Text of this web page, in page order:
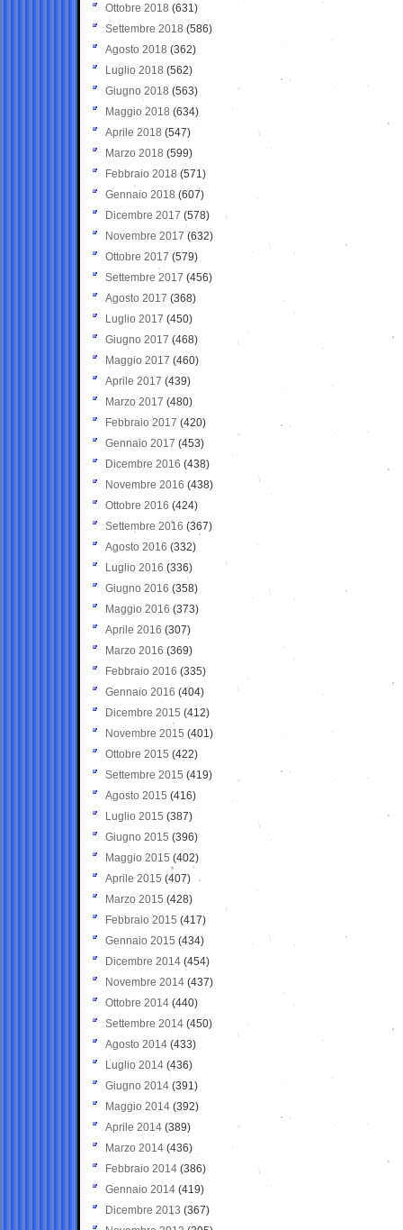
Ottobre 2018 (631)
Settembre 2018 (586)
Agosto 2018 (362)
Luglio 2018 (562)
Giugno 2018 (563)
Maggio 2018 (634)
Aprile 2018 (547)
Marzo 2018 (599)
Febbraio 2018 (571)
Gennaio 2018 (607)
Dicembre 2017 (578)
Novembre 2017 (632)
Ottobre 2017 (579)
Settembre 2017 (456)
Agosto 2017 (368)
Luglio 2017 (450)
Giugno 2017 (468)
Maggio 2017 (460)
Aprile 2017 (439)
Marzo 2017 (480)
Febbraio 2017 (420)
Gennaio 2017 (453)
Dicembre 2016 (438)
Novembre 2016 (438)
Ottobre 2016 (424)
Settembre 2016 (367)
Agosto 2016 (332)
Luglio 2016 (336)
Giugno 2016 (358)
Maggio 2016 (373)
Aprile 2016 (307)
Marzo 2016 (369)
Febbraio 2016 (335)
Gennaio 2016 (404)
Dicembre 2015 (412)
Novembre 2015 (401)
Ottobre 2015 (422)
Settembre 2015 (419)
Agosto 2015 (416)
Luglio 2015 (387)
Giugno 2015 (396)
Maggio 2015 (402)
Aprile 2015 (407)
Marzo 2015 (428)
Febbraio 2015 (417)
Gennaio 2015 (434)
Dicembre 2014 (454)
Novembre 2014 (437)
Ottobre 2014 (440)
Settembre 2014 (450)
Agosto 2014 (433)
Luglio 2014 (436)
Giugno 2014 (391)
Maggio 2014 (392)
Aprile 2014 (389)
Marzo 2014 (436)
Febbraio 2014 (386)
Gennaio 2014 (419)
Dicembre 2013 (367)